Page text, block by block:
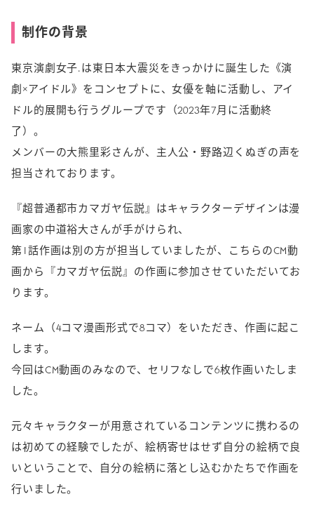
制作の背景
東京演劇女子.は東日本大震災をきっかけに誕生した《演
劇×アイドル》をコンセプトに、女優を軸に活動し、アイ
ドル的展開も行うグループです（2023年7月に活動終
了）。
メンバーの大熊里彩さんが、主人公・野路辺くぬぎの声を
担当されております。
『超普通都市カマガヤ伝説』はキャラクターデザインは漫
画家の中道裕大さんが手がけられ、
第1話作画は別の方が担当していましたが、こちらのCM動
画から『カマガヤ伝説』の作画に参加させていただいてお
ります。
ネーム（4コマ漫画形式で8コマ）をいただき、作画に起こ
します。
今回はCM動画のみなので、セリフなしで6枚作画いたしま
した。
元々キャラクターが用意されているコンテンツに携わるの
は初めての経験でしたが、絵柄寄せはせず自分の絵柄で良
いということで、自分の絵柄に落とし込むかたちで作画を
行いました。